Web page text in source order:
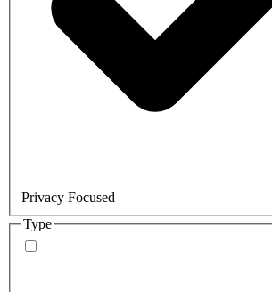
Privacy Focused
Type